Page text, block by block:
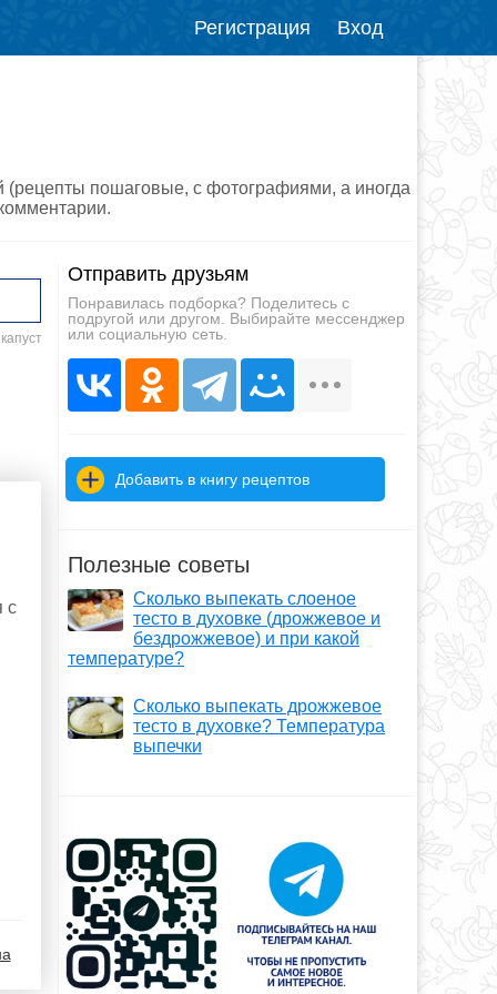
Регистрация Вход
(рецепты пошаговые, с фотографиями, а иногда
с
Отправить друзьям
Понравилась подборка? Поделитесь с
подругой или другом. Выбирайте мессенджер
или социальную сеть.
Добавить в книгу рецептов
Полезные советы
Сколько выпекать слоеное
тесто в духовке (дрожжевое и
бездрожжевое) и при какой
температуре?
Сколько выпекать дрожжевое
тесто в духовке? Температура
выпечки